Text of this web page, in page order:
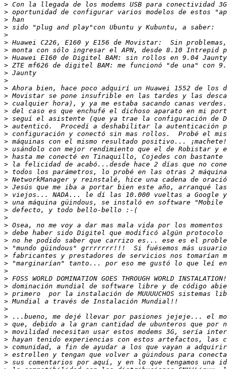
>
>
>
>
>
>
>
>
>
>
>
>
>
>
>
>
>
>
>
>
>
>
>
>
>
>
>
>
>
>
>
>
>
>
>
>
>
>
>
>
>
>
>
>
>
>
>
>